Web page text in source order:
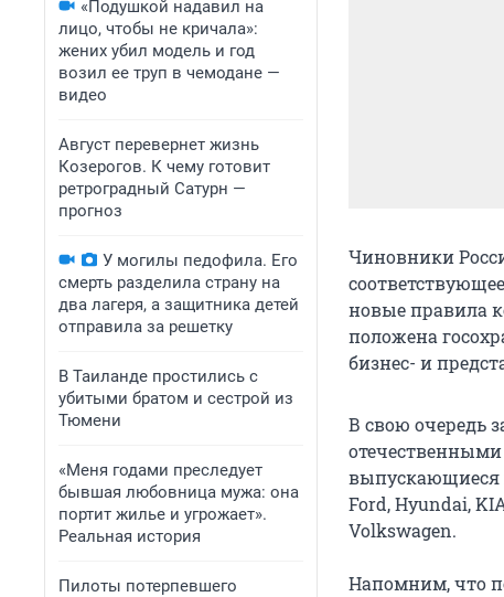
«Подушкой надавил на
лицо, чтобы не кричала»:
жених убил модель и год
возил ее труп в чемодане —
видео
Август перевернет жизнь
Козерогов. К чему готовит
ретроградный Сатурн —
прогноз
У могилы педофила. Его
смерть разделила страну на
два лагеря, а защитника детей
отправила за решетку
В Таиланде простились с
убитыми братом и сестрой из
Тюмени
«Меня годами преследует
бывшая любовница мужа: она
портит жилье и угрожает».
Реальная история
Пилоты потерпевшего
Чиновники
новые правила
положена
бизнес- и
В свою очередь
выпускающиеся
Ford, Hyundai,
Volkswagen.
Напомним, что